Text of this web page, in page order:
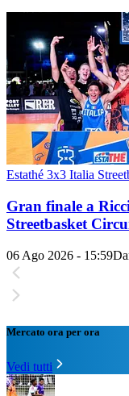
Estathé 3x3 Italia
Gran finale a
Streetbasket
06 Ago 2026 - 15:59
Mercato ora per ora
Vedi tutti